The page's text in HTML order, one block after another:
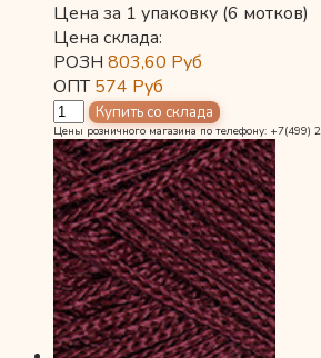
Цена за 1 упаковку (6 мотков)
Цена склада:
РОЗН 803,60 Руб
ОПТ574 Руб
Цены розничного магазина по телефону: +7(499)